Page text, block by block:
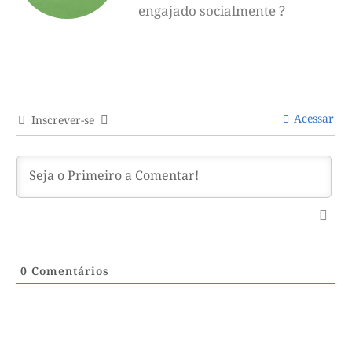
engajado socialmente ?
Inscrever-se Acessar
0 Comentários